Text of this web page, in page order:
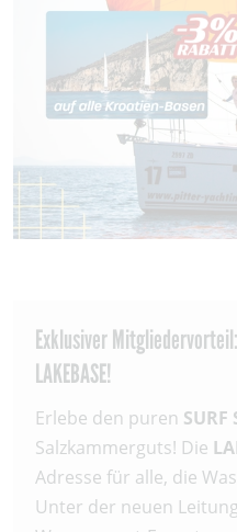
Exklusiver
LAKEBASE!
Erlebe den puren
Salzkammerguts! Die
Adresse für alle, die
Unter der neuen